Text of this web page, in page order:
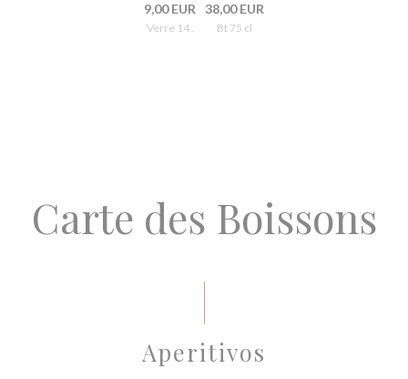
9,00 EUR
Verre 14 .
38,00 EUR
Bt 75 cl
Carte des Boissons
Aperitivos